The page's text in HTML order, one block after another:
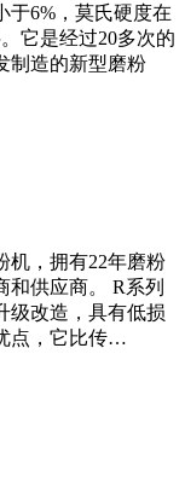
于6%，莫氏硬度在
它是经过20多次的
制造的新型磨粉
机，拥有22年磨粉
和供应商。 R系列
级改造，具有低损
点，它比传…